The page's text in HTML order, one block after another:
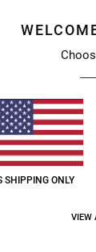
SHIPPING ONLY
VIEW